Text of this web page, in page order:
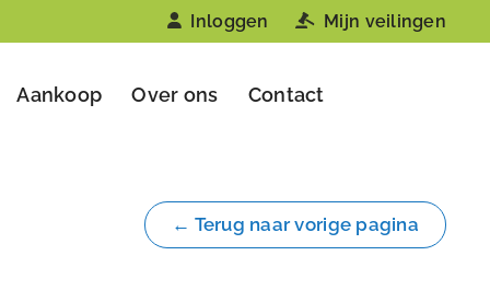
Inloggen Mijn veilingen
Aankoop Over ons Contact
← Terug naar vorige pagina